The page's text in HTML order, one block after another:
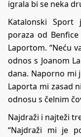
igrala bi se neka
Katalonski
poraza od
Laportom. “Neću
odnos s Joanom
dana. Naporno mi
Laporta mi zasad
odnosu s čelnim
Najdraži i najteži
“Najdraži mi je